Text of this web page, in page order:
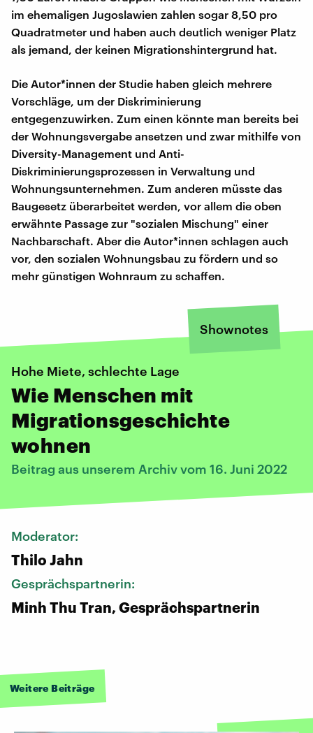
im ehemaligen Jugoslawien zahlen sogar 8,50 pro
Quadratmeter und haben auch deutlich weniger Platz
als jemand, der keinen Migrationshintergrund hat.
Die Autor*innen der Studie haben gleich mehrere
Vorschläge, um der Diskriminierung
entgegenzuwirken. Zum einen könnte man bereits bei
der Wohnungsvergabe ansetzen und zwar mithilfe von
Diversity-Management und Anti-
Diskriminierungsprozessen in Verwaltung und
Wohnungsunternehmen. Zum anderen müsste das
Baugesetz überarbeitet werden, vor allem die oben
erwähnte Passage zur "sozialen Mischung" einer
Nachbarschaft. Aber die Autor*innen schlagen auch
vor, den sozialen Wohnungsbau zu fördern und so
mehr günstigen Wohnraum zu schaffen.
Shownotes
Hohe Miete, schlechte Lage
Wie Menschen mit
Migrationsgeschichte
wohnen
Beitrag aus unserem Archiv vom 16. Juni 2022
Moderator:
Thilo Jahn
Gesprächspartnerin:
Minh Thu Tran, Gesprächspartnerin
Weitere Beiträge